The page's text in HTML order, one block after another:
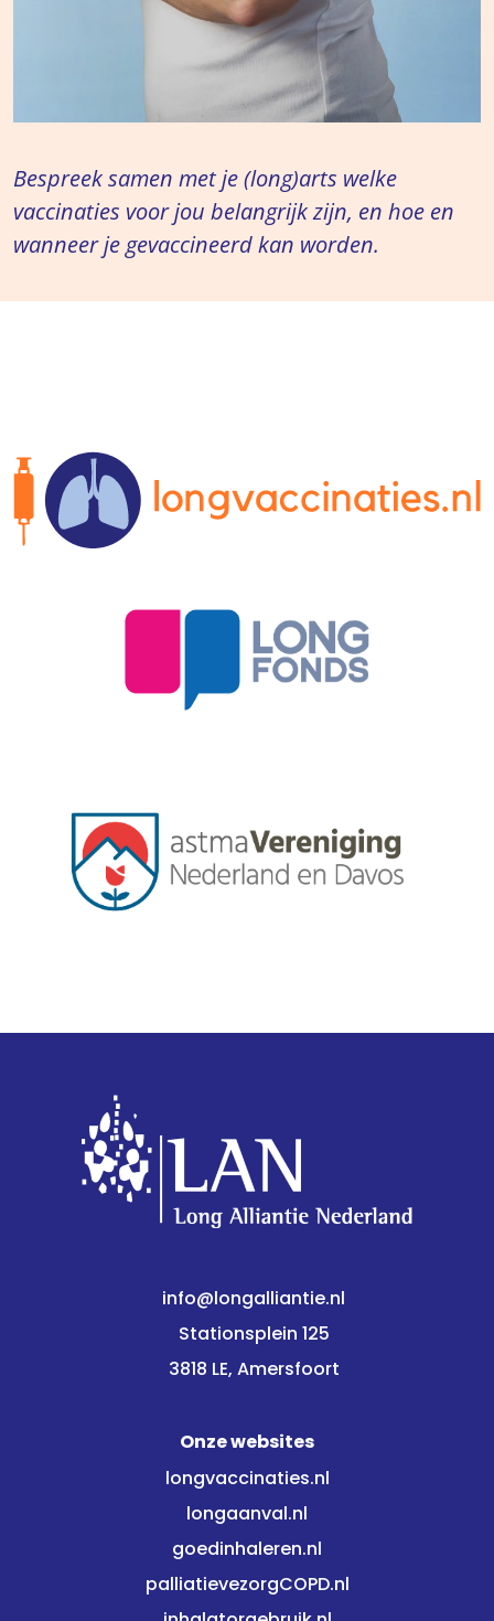
Bespreek samen met je (long)arts welke
vaccinaties voor jou belangrijk zijn, en hoe en
wanneer je gevaccineerd kan worden.
info@longalliantie.nl
Stationsplein 125
3818 LE, Amersfoort
Onze websites
longvaccinaties.nl
longaanval.nl
goedinhaleren.nl
palliatievezorgCOPD.nl